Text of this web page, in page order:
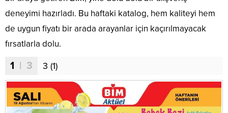
deneyimi hazırladı. Bu haftaki katalog, hem kaliteyi hem
de uygun fiyatı bir arada arayanlar için kaçırılmayacak
fırsatlarla dolu.
1 | 3 3 (1)